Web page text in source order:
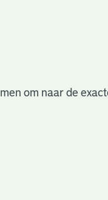
om naar de